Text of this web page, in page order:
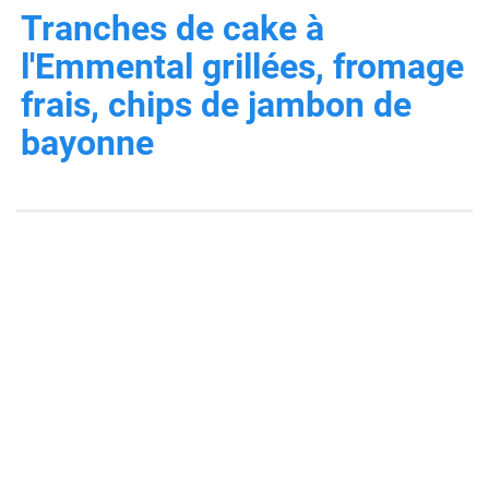
Tranches de cake à
l'Emmental grillées, fromage
frais, chips de jambon de
bayonne